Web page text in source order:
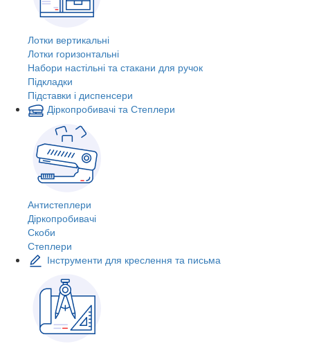
Лотки вертикальні
Лотки горизонтальні
Набори настільні та стакани для ручок
Підкладки
Підставки і диспенсери
Діркопробивачі та Степлери
Антистеплери
Діркопробивачі
Скоби
Степлери
Інструменти для креслення та письма